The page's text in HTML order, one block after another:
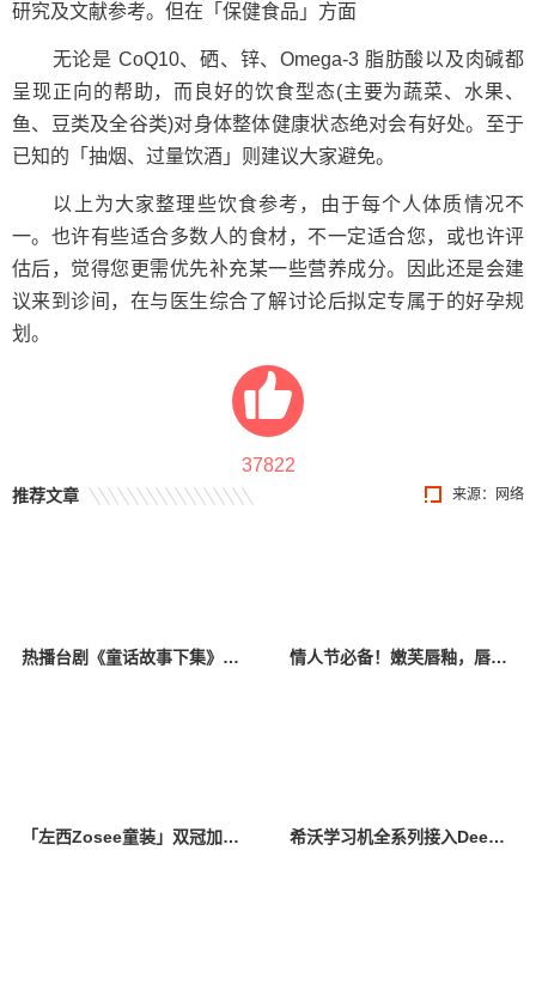
研究及文献参考。但在「保健食品」方面
无论是 CoQ10、硒、锌、Omega-3 脂肪酸以及肉碱都
呈现正向的帮助，而良好的饮食型态(主要为蔬菜、水果、
鱼、豆类及全谷类)对身体整体健康状态绝对会有好处。至于
已知的「抽烟、过量饮酒」则建议大家避免。
以上为大家整理些饮食参考，由于每个人体质情况不
一。也许有些适合多数人的食材，不一定适合您，或也许评
估后，觉得您更需优先补充某一些营养成分。因此还是会建
议来到诊间，在与医生综合了解讨论后拟定专属于的好孕规
划。
37822
来源：网络
推荐文章
热播台剧《童话故事下集》揭露男性不孕，禾馨宜蕴朱伯威院长权威解答 情人节必备！嫩芙唇釉，唇间绽放浪漫心动，锁住爱意一生！
「左西Zosee童装」双冠加冕，引领新一代中国童装 希沃学习机全系列接入Deepseek大模型